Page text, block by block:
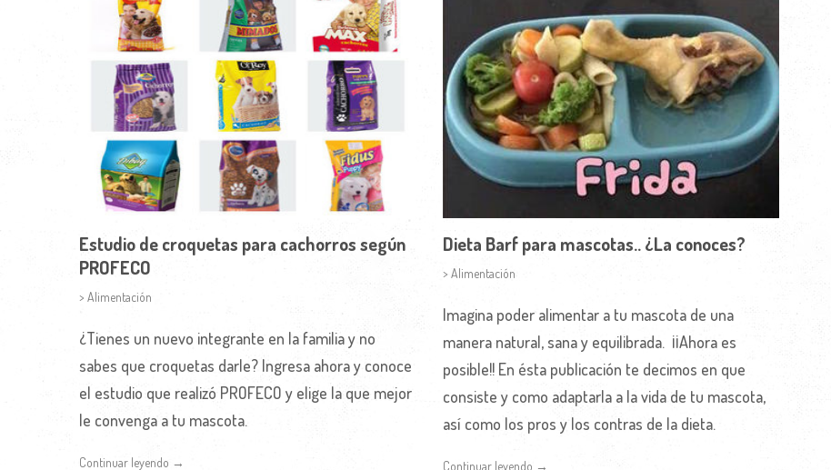
Estudio de croquetas para cachorros según
PROFECO
> Alimentación
¿Tienes un nuevo integrante en la familia y no
sabes que croquetas darle? Ingresa ahora y conoce
el estudio que realizó PROFECO y elige la que mejor
le convenga a tu mascota.
Continuar leyendo →
Dieta Barf para mascotas.. ¿La conoces?
> Alimentación
Imagina poder alimentar a tu mascota de una
manera natural, sana y equilibrada. ¡¡Ahora es
posible!! En ésta publicación te decimos en que
consiste y como adaptarla a la vida de tu mascota,
así como los pros y los contras de la dieta.
Continuar leyendo →